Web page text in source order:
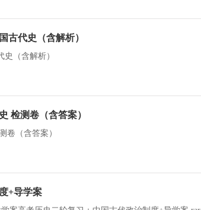
古代史（含解析）
（含解析）
检测卷（含答案）
卷（含答案）
+导学案